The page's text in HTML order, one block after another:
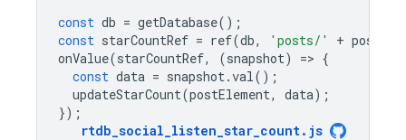
const db = getDatabase();
const starCountRef = ref(db, 'posts/' + postId
onValue(starCountRef, (snapshot) => {
const data = snapshot.val();
updateStarCount(postElement, data);
});
rtdb_social_listen_star_count. js